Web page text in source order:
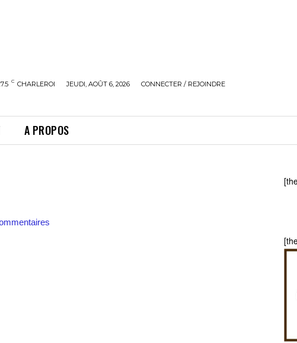
C CHARLEROI JEUDI, AOÛT 6, 2026 CONNECTER / REJOINDRE
A PROPOS